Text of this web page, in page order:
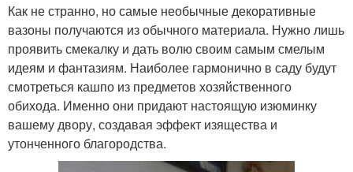
Как не странно, но самые необычные декоративные
вазоны получаются из обычного материала. Нужно лишь
проявить смекалку и дать волю своим самым смелым
идеям и фантазиям. Наиболее гармонично в саду будут
смотреться кашпо из предметов хозяйственного
обихода. Именно они придают настоящую изюминку
вашему двору, создавая эффект изящества и
утонченного благородства.